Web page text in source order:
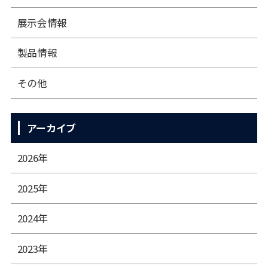
展⽰会情報
製品情報
その他
アーカイブ
2026年
2025年
2024年
2023年